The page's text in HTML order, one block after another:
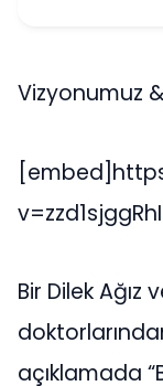
Vizyonumuz
Bir Dilek Ağız
açıklamada